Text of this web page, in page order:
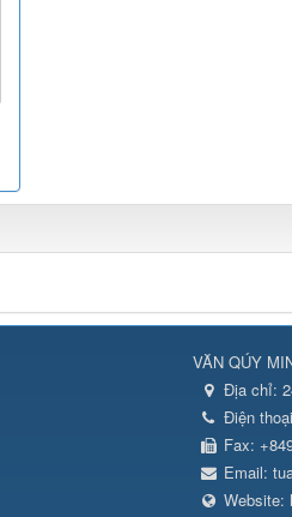
VĂN QÚY
Địa chỉ:
Điện
Fax:
Email:
Website: